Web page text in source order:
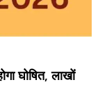
घोषित, लाखों